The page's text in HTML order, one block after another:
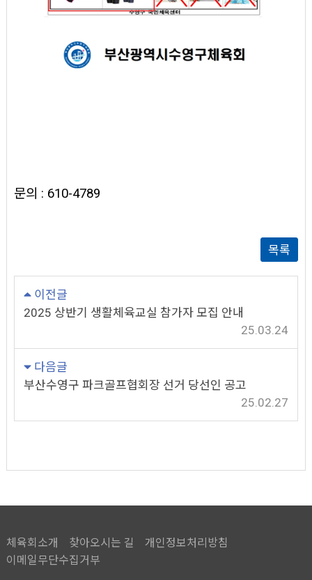
문의 : 610-4789
목록
이전글
2025 상반기 생활체육교실 참가자 모집 안내
25.03.24
다음글
부산수영구 파크골프협회장 선거 당선인 공고
25.02.27
체육회소개 찾아오시는 길
개인정보처리방침
이메일무단수집거부